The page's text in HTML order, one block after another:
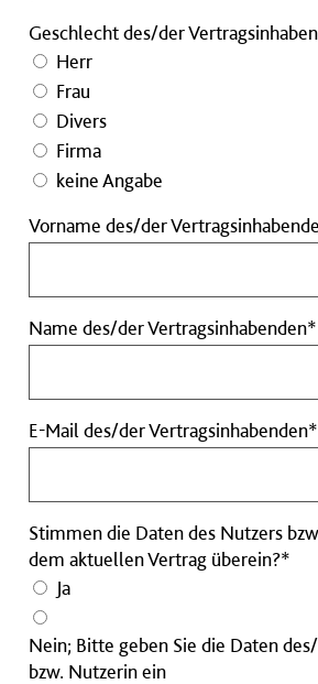
Geschlecht des/der
Herr
Frau
Divers
Firma
keine Angabe
Vorname des/der
Name des/der Vertragsinhabenden*
E-Mail des/der Vertragsinhabenden*
Stimmen die Daten des Nutzers
dem aktuellen Vertrag überein?*
Ja
Nein; Bitte geben Sie die Daten
bzw. Nutzerin ein